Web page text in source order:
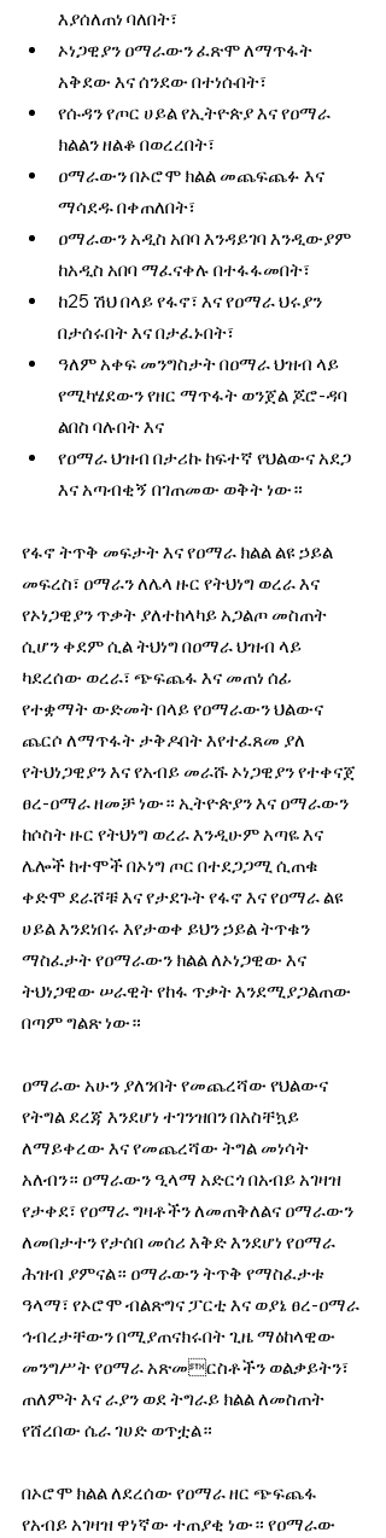
እያሰለጠነ ባለበት፣
ኦነጋዊያን ዐማራውን ፈጽሞ ለማጥፋት
አቅደው እና ሰንደው በተነሱበት፣
የሱዳን የጦር ሀይል የኢትዮጵያ እና የዐማራ
ክልልን ዘልቆ በወረረበት፣
ዐማራውን በኦሮሞ ክልል መጨፍጨፉ እና
ማሳደዱ በቀጠለበት፣
ዐማራውን አዲስ አበባ እንዳይገባ እንዲውያም
ከአዲስ አበባ ማፈናቀሉ በተፋፋመበት፣
ከ25 ሽህ በላይ የፋኖ፣ እና የዐማራ ህሩያን
በታሰሩበት እና በታፈኑበት፣
ዓለም አቀፍ መንግስታት በዐማራ ህዝብ ላይ
የሚካሄደውን የዘር ማጥፋት ወንጀል ጆሮ-ዳባ
ልበስ ባሉበት እና
የዐማራ ህዝብ በታሪኩ ከፍተኛ የህልውና አደጋ
እና አጣብቂኝ በገጠመው ወቅት ነው።
የፋኖ ትጥቅ መፍታት እና የዐማራ ክልል ልዩ ኃይል
መፍረስ፣ ዐማራን ለሌላ ዙር የትህነግ ወረራ እና
የኦነጋዊያን ጥቃት ያለተከላካይ አጋልጦ መስጠት
ሲሆን ቀደም ሲል ትህነግ በዐማራ ህዝብ ላይ
ካደረሰው ወረራ፣ ጭፍጨፋ እና መጠነ ሰፊ
የተቋማት ውድመት በላይ የዐማራውን ህልውና
ጨርሶ ለማጥፋት ታቅዶበት እየተፈጸመ ያለ
የትህነጋዊያን እና የአብይ መራሹ ኦነጋዊያን የተቀናጀ
ፀረ-ዐማራ ዘመቻ ነው። ኢትዮጵያን እና ዐማራውን
ከሶስት ዙር የትህነግ ወረራ እንዲሁም አጣዬ እና
ሌሎች ከተሞች በኦነግ ጦር በተደጋጋሚ ሲጠቁ
ቀድሞ ደራሾቹ እና የታደጉት የፋኖ እና የዐማራ ልዩ
ሀይል እንደነበሩ እየታወቀ ይህን ኃይል ትጥቁን
ማስፈታት የዐማራውን ክልል ለኦነጋዊው እና
ትህነጋዊው ሠራዊት የከፋ ጥቃት እንደሚያጋልጠው
በጣም ግልጽ ነው።
ዐማራው አሁን ያለንበት የመጨረሻው የህልውና
የትግል ደረጃ እንደሆነ ተገንዝበን በአስቸኳይ
ለማይቀረው እና የመጨረሻው ትግል መነሳት
አለብን። ዐማራውን ዒላማ አድርጎ በአብይ አገዛዝ
የታቀደ፣ የዐማራ ግዛቶችን ለመጠቅለልና ዐማራውን
ለመበታተን የታሰበ መሰሪ እቅድ እንደሆነ የዐማራ
ሕዝብ ያምናል። ዐማራውን ትጥቅ የማስፈታቱ
ዓላማ፣ የኦሮሞ ብልጽግና ፓርቲ እና ወያኔ ፀረ-ዐማራ
ኅብረታቸውን በሚያጠናክሩበት ጊዜ ማዕከላዊው
መንግሥት የዐማራ አጽመርስቶችን ወልቃይትን፣
ጠለምት እና ራያን ወደ ትግራይ ክልል ለመስጠት
የሸረበው ሴራ ገሀድ ወጥቷል።
በኦሮሞ ክልል ለደረሰው የዐማራ ዘር ጭፍጨፋ
የአብይ አገዛዝ ዋነኛው ተጠያቂ ነው። የዐማራው